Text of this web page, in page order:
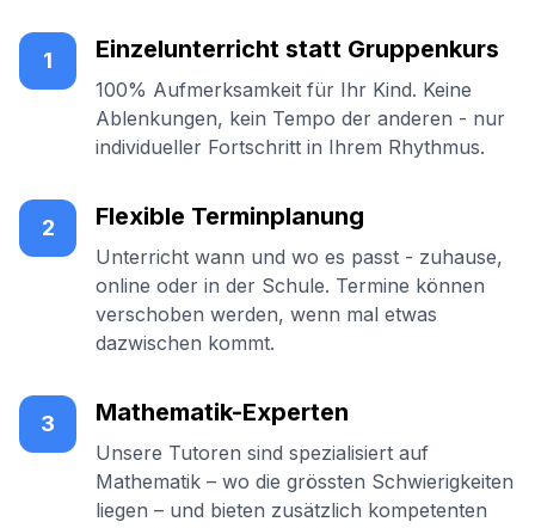
1 Einzelunterricht statt Gruppenkurs
100% Aufmerksamkeit für Ihr Kind. Keine
Ablenkungen, kein Tempo der anderen - nur
individueller Fortschritt in Ihrem Rhythmus.
2 Flexible Terminplanung
Unterricht wann und wo es passt - zuhause,
online oder in der Schule. Termine können
verschoben werden, wenn mal etwas
dazwischen kommt.
3 Mathematik-Experten
Unsere Tutoren sind spezialisiert auf
Mathematik – wo die grössten Schwierigkeiten
liegen – und bieten zusätzlich kompetenten